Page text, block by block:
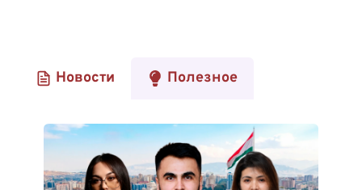
Новости Полезное